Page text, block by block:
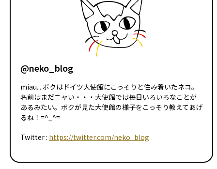
@neko_blog
miau... ボクはドイツ大使館にこっそりと住み着いたネコ。
名前はまだニャい・・・大使館では毎日いろいろなことが
あるみたい。ボクが見た大使館の様子をこっそり教えてあげ
るね！=^_^=
Twitter : https://twitter.com/neko_blog